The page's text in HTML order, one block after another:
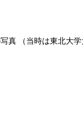
真 （当時は東北大